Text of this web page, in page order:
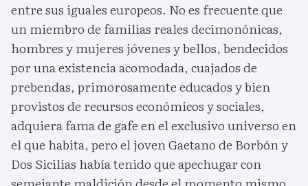
entre sus iguales europeos. No es frecuente que
un miembro de familias reales decimonónicas,
hombres y mujeres jóvenes y bellos, bendecidos
por una existencia acomodada, cuajados de
prebendas, primorosamente educados y bien
provistos de recursos económicos y sociales,
adquiera fama de gafe en el exclusivo universo en
el que habita, pero el joven Gaetano de Borbón y
Dos Sicilias había tenido que apechugar con